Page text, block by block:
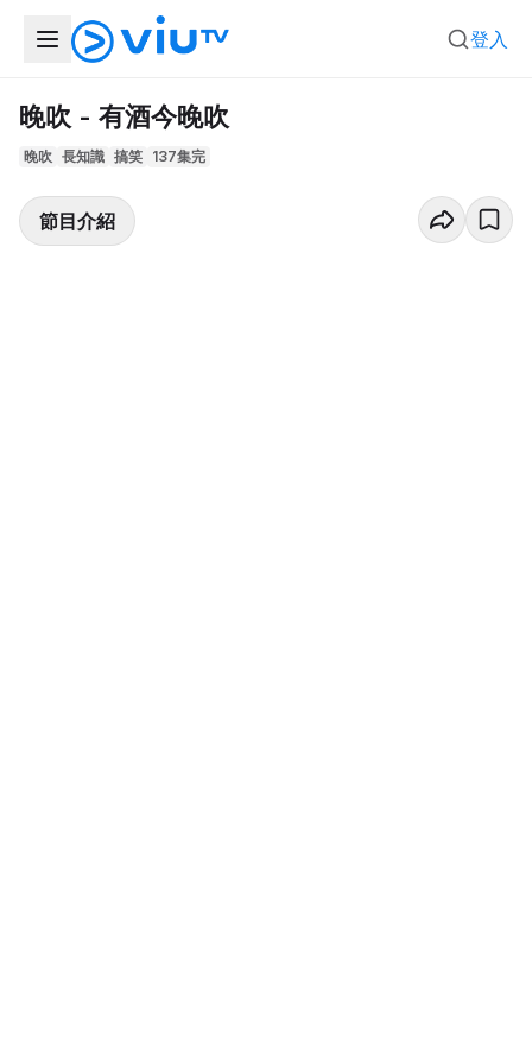
登入
晚吹 - 有酒今晚吹
晚吹 長知識 搞笑 137集完
節目介紹